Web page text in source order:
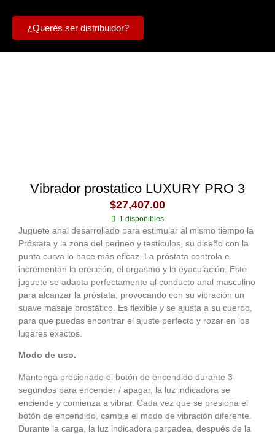
¿Querés ser distribuidor?
Vibrador prostatico LUXURY PRO 3
$27,407.00
1 disponibles
Juguete anal desarrollado para estimular al mismo tiempo la
Próstata y la zona del perineo y testículos, su diseño con la
punta curva lo hace más eficaz. La próstata controla e
incrementan la erección, el orgasmo y la eyaculación. Este
juguete se adapta perfectamente al conducto anal masculino
para alcanzar la próstata, provocando con su vibración un
suave masaje prostático. Es flexible y se ajusta a su cuerpo,
para que puedas encontrar el ajuste perfecto y rozar en los
lugares exactos.
Modo de uso.
Mantenga presionado el botón de encendido durante 3
segundos para encender / apagar, la luz indicadora se
enciende y comienza a vibrar. Cada vez que se presiona el
botón de encendido, cambie el modo de vibración diferente.
Durante la carga, la luz indicadora parpadea, después de la